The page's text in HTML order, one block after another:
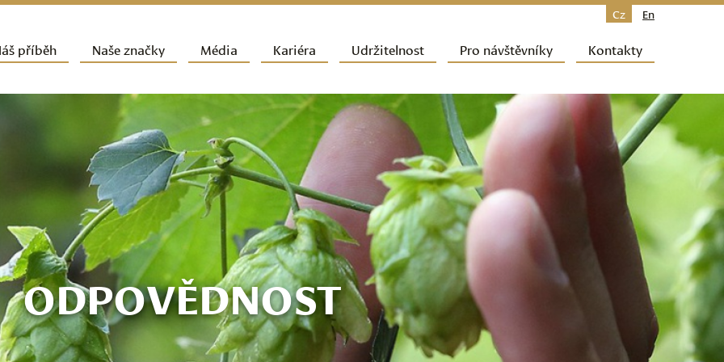
Cz En
navigační menu
k hlavnímu obsahu webu
příběh Naše značky Média Kariéra Udržitelnost Pro návštěvníky Kontakty
ODPOVĚDNOST